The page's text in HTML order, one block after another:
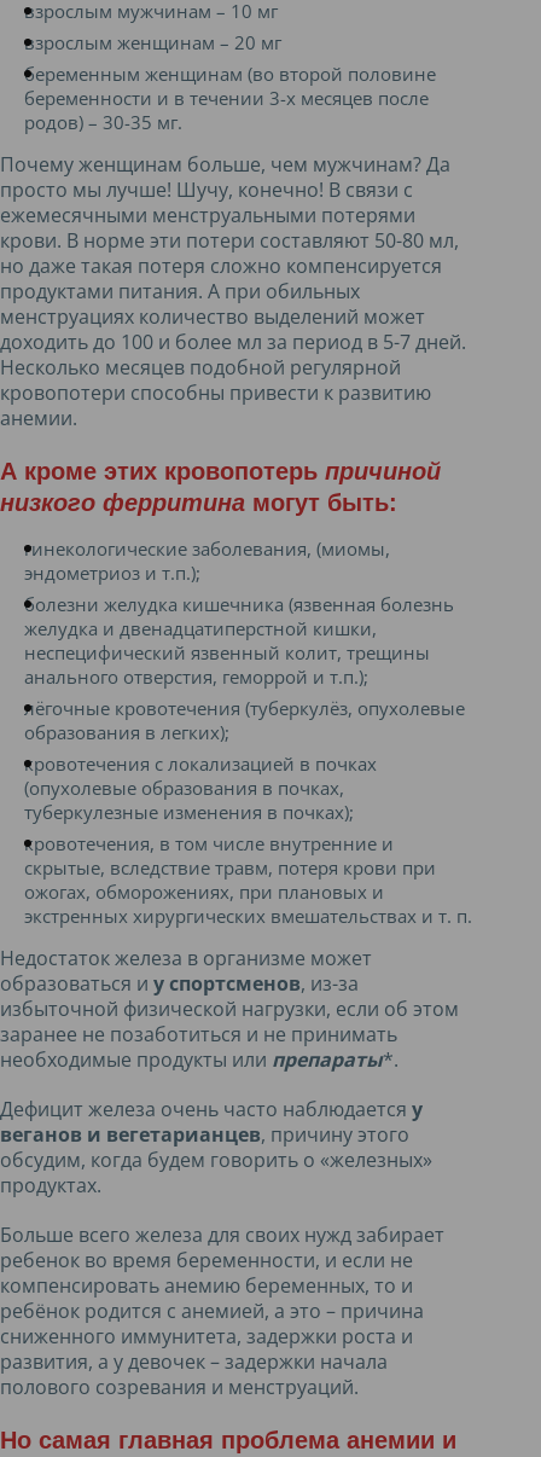
взрослым мужчинам – 10 мг
взрослым женщинам – 20 мг
беременным женщинам (во второй половине
беременности и в течении 3-х месяцев после
родов) – 30-35 мг.
Почему женщинам больше, чем мужчинам? Да
просто мы лучше! Шучу, конечно! В связи с
ежемесячными менструальными потерями
крови. В норме эти потери составляют 50-80 мл,
но даже такая потеря сложно компенсируется
продуктами питания. А при обильных
менструациях количество выделений может
доходить до 100 и более мл за период в 5-7 дней.
Несколько месяцев подобной регулярной
кровопотери способны привести к развитию
анемии.
А кроме этих кровопотерь причиной
низкого ферритина могут быть:
гинекологические заболевания, (миомы,
эндометриоз и т.п.);
болезни желудка кишечника (язвенная болезнь
желудка и двенадцатиперстной кишки,
неспецифический язвенный колит, трещины
анального отверстия, геморрой и т.п.);
лёгочные кровотечения (туберкулёз, опухолевые
образования в легких);
кровотечения с локализацией в почках
(опухолевые образования в почках,
туберкулезные изменения в почках);
кровотечения, в том числе внутренние и
скрытые, вследствие травм, потеря крови при
ожогах, обморожениях, при плановых и
экстренных хирургических вмешательствах и т. п.
Недостаток железа в организме может
образоваться и у спортсменов, из-за
избыточной физической нагрузки, если об этом
заранее не позаботиться и не принимать
необходимые продукты или препараты*.
Дефицит железа очень часто наблюдается у
веганов и вегетарианцев, причину этого
обсудим, когда будем говорить о «железных»
продуктах.
Больше всего железа для своих нужд забирает
ребенок во время беременности, и если не
компенсировать анемию беременных, то и
ребёнок родится с анемией, а это – причина
сниженного иммунитета, задержки роста и
развития, а у девочек – задержки начала
полового созревания и менструаций.
Но самая главная проблема анемии и